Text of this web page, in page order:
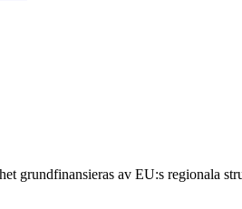
grundfinansieras av EU:s regionala